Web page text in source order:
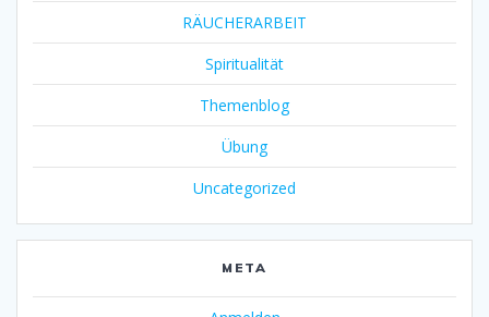
RÄUCHERARBEIT
Spiritualität
Themenblog
Übung
Uncategorized
META